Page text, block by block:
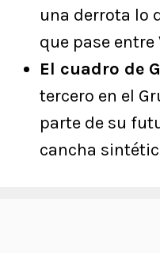
una derrota lo
que pase entre
El cuadro de
tercero en el
parte de su
cancha